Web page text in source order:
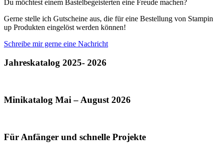
Du möchtest einem Bastelbegeisterten eine Freude machen?
Gerne stelle ich Gutscheine aus, die für eine Bestellung von Stampin
up Produkten eingelöst werden können!
Schreibe mir gerne eine Nachricht
Jahreskatalog 2025- 2026
Minikatalog Mai – August 2026
Für Anfänger und schnelle Projekte